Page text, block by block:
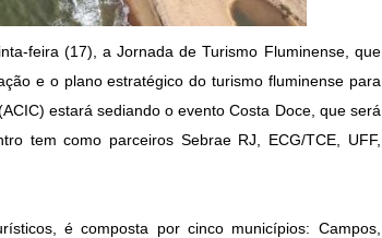
feira (17), a Jornada de Turismo Fluminense, que
e o plano estratégico do turismo fluminense para
estará sediando o evento Costa Doce, que será
tem como parceiros Sebrae RJ, ECG/TCE, UFF,
é composta por cinco municípios: Campos,